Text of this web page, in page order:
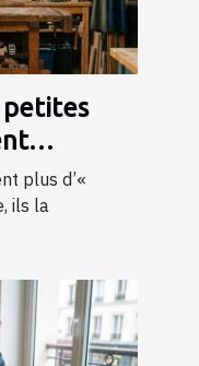
petites
?
plus d’«
ils la